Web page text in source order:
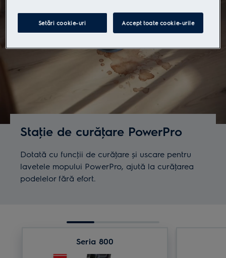
Staţie de curăţare PowerPro
Dotată cu funcţii de curăţare și uscare pentru
lavetele mopului PowerPro, ajută la curăţarea
podelelor fără efort.
Seria 800
Setări cookie-uri Accept toate cookie-urile